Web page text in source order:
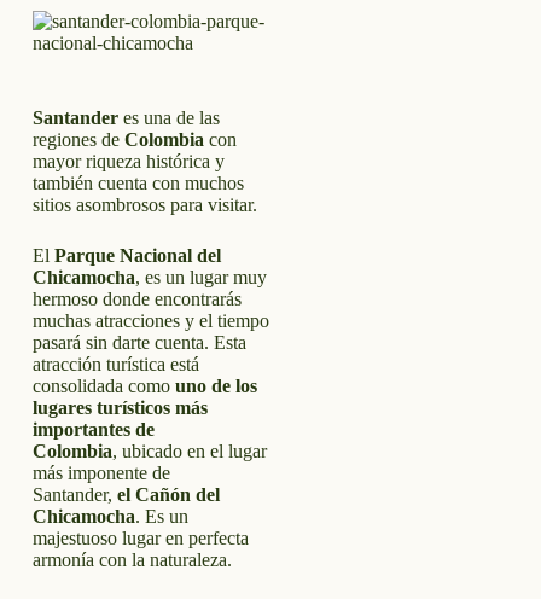
Santanderes una de las
regiones de Colombia con
mayor riqueza histórica y
también cuenta con muchos
sitios asombrosos para visitar.
El Parque Nacional del
Chicamocha, es un lugar muy
hermoso donde encontrarás
muchas atracciones y el tiempo
pasará sin darte cuenta. Esta
atracción turística está
consolidada como uno de los
lugares turísticos más
importantes de
Colombia, ubicado en el lugar
más imponente de
Santander, elCañón del
Chicamocha. Es un
majestuoso lugar en perfecta
armonía con la naturaleza.